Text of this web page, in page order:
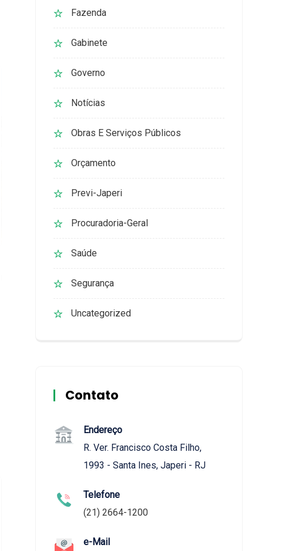
Fazenda
Gabinete
Governo
Notícias
Obras E Serviços Públicos
Orçamento
Previ-Japeri
Procuradoria-Geral
Saúde
Segurança
Uncategorized
Contato
Endereço
R. Ver. Francisco Costa Filho,
1993 - Santa Ines, Japeri - RJ
Telefone
(21) 2664-1200
e-Mail